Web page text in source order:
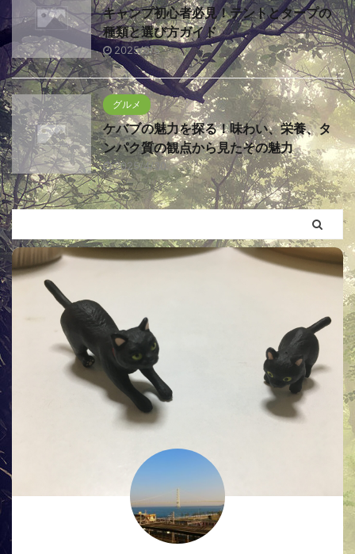
キャンプ初心者必見！テントとタープの
種類と選び方ガイド
2025/5/5
グルメ
ケバブの魅力を探る！味わい、栄養、タ
ンパク質の観点から見たその魅力
2025/4/30